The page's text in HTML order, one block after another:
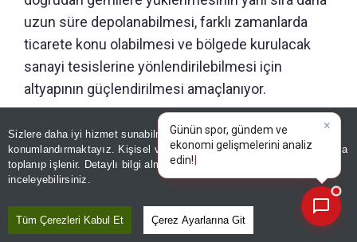
Sizlere daha iyi hizmet sunabilmek adına sitemizdeçerez
konumlandırmaktayız. Kişisel verileriniz, KVKK ve GDPR kapsamında
toplanıp işlenir. Detaylı bilgi almak için
inceleyebilirsiniz.
Tüm Çerezleri Kabul Et Çerez Ayarlarına Git
uzun süre depolanabilmesi, farklı zamanlarda
ticarete konu olabilmesi ve bölgede kurulacak
sanayi tesislerine yönlendirilebilmesi için
altyapının güçlendirilmesi amaçlanıyor.
Günün spor, gündem ve
ekonomi gelişmelerini a